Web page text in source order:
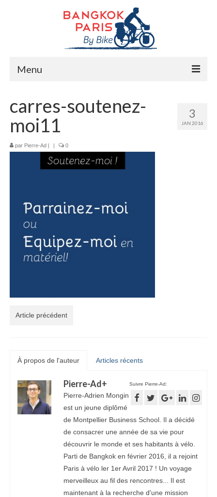
Menu
Préparation bike trip
La route
Mes rencontres
3
JAN 2016
carres-soutenez-
moi11
par Pierre-Ad | | 0
Article précédent
À propos de l'auteur Articles récents
Suivre Pierre-Ad:
Pierre-Ad+
Pierre-Adrien Mongin
est un jeune diplômé
de Montpellier Business School. Il a décidé
de consacrer une année de sa vie pour
découvrir le monde et ses habitants à vélo.
Parti de Bangkok en février 2016, il a rejoint
Paris à vélo ler 1er Avril 2017 ! Un voyage
merveilleux au fil des rencontres... Il est
maintenant à la recherche d'une mission